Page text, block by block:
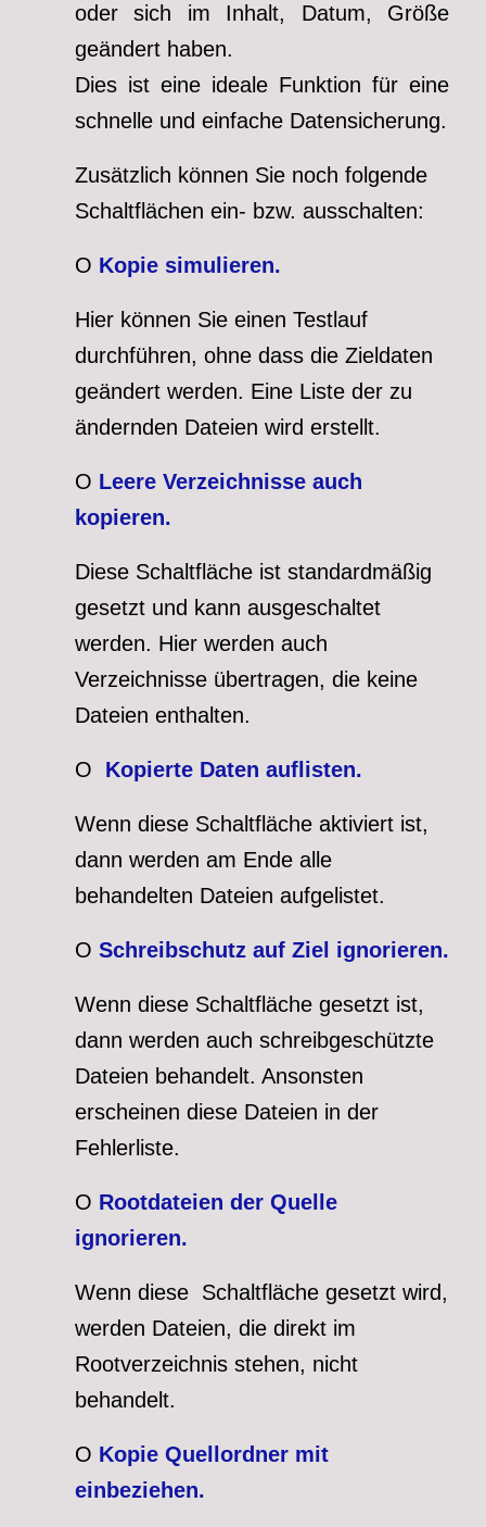
oder sich im Inhalt, Datum, Größe
geändert haben.
Dies ist eine ideale Funktion für eine
schnelle und einfache Datensicherung.
Zusätzlich können Sie noch folgende
Schaltflächen ein- bzw. ausschalten:
O Kopie simulieren.
Hier können Sie einen Testlauf
durchführen, ohne dass die Zieldaten
geändert werden. Eine Liste der zu
ändernden Dateien wird erstellt.
O Leere Verzeichnisse auch
kopieren.
Diese Schaltfläche ist standardmäßig
gesetzt und kann ausgeschaltet
werden. Hier werden auch
Verzeichnisse übertragen, die keine
Dateien enthalten.
O Kopierte Daten auflisten.
Wenn diese Schaltfläche aktiviert ist,
dann werden am Ende alle
behandelten Dateien aufgelistet.
O Schreibschutz auf Ziel ignorieren.
Wenn diese Schaltfläche gesetzt ist,
dann werden auch schreibgeschützte
Dateien behandelt. Ansonsten
erscheinen diese Dateien in der
Fehlerliste.
O Rootdateien der Quelle
ignorieren.
Wenn diese Schaltfläche gesetzt wird,
werden Dateien, die direkt im
Rootverzeichnis stehen, nicht
behandelt.
O Kopie Quellordner mit
einbeziehen.